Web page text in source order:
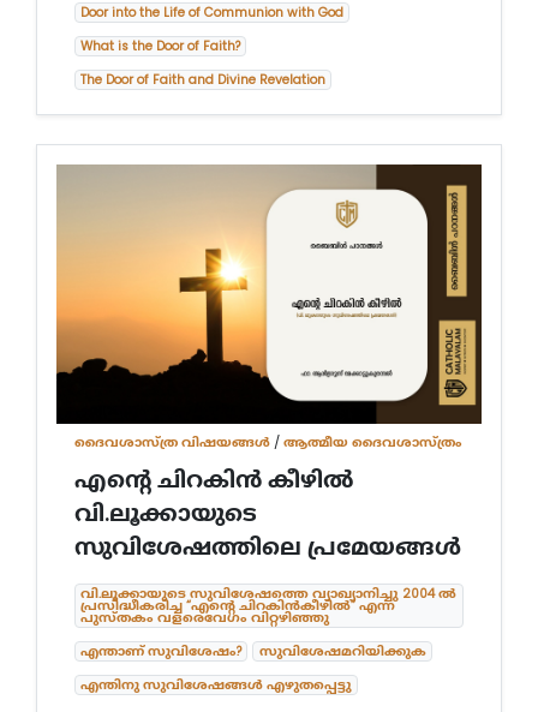
Door into the Life of Communion with God
What is the Door of Faith?
The Door of Faith and Divine Revelation
ദൈവശാസ്ത്ര വിഷയങ്ങള്‍ /ആത്മീയ ദൈവശാസ്ത്രം
എന്റെ ചിറകിൻ കീഴിൽ
വി.ലൂക്കായുടെ
സുവിശേഷത്തിലെ പ്രമേയങ്ങൾ
വി.ലൂക്കായുടെ സുവിശേഷത്തെ വ്യാഖ്യാനിച്ചു 2004 ൽ
പ്രസിദ്ധീകരിച്ച “എൻ്റെ ചിറകിൻകീഴിൽ” എന്ന
പുസ്തകം വളരെവേഗം വിറ്റഴിഞ്ഞു
എന്താണ് സുവിശേഷം?
സുവിശേഷമറിയിക്കുക
എന്തിനു സുവിശേഷങ്ങൾ എഴുതപ്പെട്ടു